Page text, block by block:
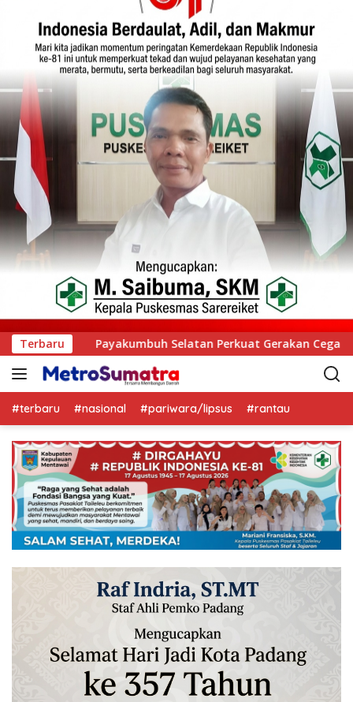
TerbaruCegah Stunting melalui Inovasi “Seribu Asa Bebas
#terbaru #nasional #pariwara/lipsus #rantau